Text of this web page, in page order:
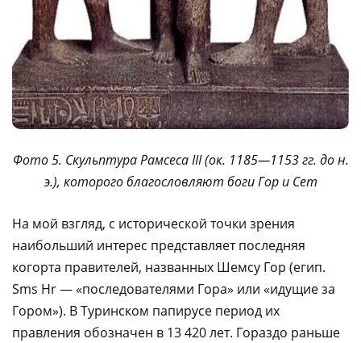
Фото 5. Скульптура Рамсеса III (ок. 1185—1153 гг. до н.
э.), которого благословляют боги Гор и Сет
На мой взгляд, с исторической точки зрения
наибольший интерес представляет последняя
когорта правителей, названных Шемсу Гор (егип.
Sms Hr — «последователями Гора» или «идущие за
Гором»). В Туринском папирусе период их
правления обозначен в 13 420 лет. Гораздо раньше